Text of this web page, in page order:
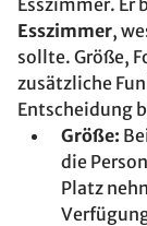
Esszimmer. Er
Esszimmer,
sollte. Größe,
zusätzliche
Entscheidung
Größe:
die
Platz